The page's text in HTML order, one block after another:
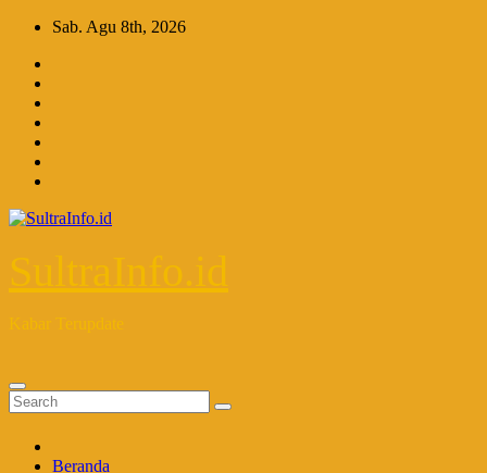
Skip
content
Sab. Agu 8th, 2026
SultraInfo.id
Kabar Terupdate
Beranda